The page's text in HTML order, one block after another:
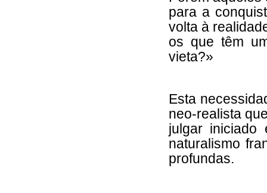
para a
volta à
os que têm
vieta?»
Esta
neo-realista
julgar
naturalismo
profundas.